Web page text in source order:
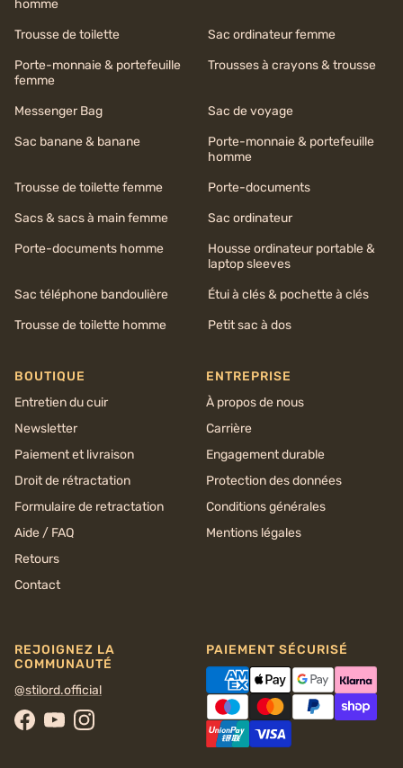
homme
Trousse de toilette
Sac ordinateur femme
Porte-monnaie & portefeuille
femme
Trousses à crayons & trousse
Messenger Bag
Sac de voyage
Sac banane & banane
Porte-monnaie & portefeuille
homme
Trousse de toilette femme
Porte-documents
Sacs & sacs à main femme
Sac ordinateur
Porte-documents homme
Housse ordinateur portable &
laptop sleeves
Sac téléphone bandoulière
Étui à clés & pochette à clés
Trousse de toilette homme
Petit sac à dos
BOUTIQUE
Entretien du cuir
Newsletter
Paiement et livraison
Droit de rétractation
Formulaire de retractation
Aide / FAQ
Retours
Contact
ENTREPRISE
À propos de nous
Carrière
Engagement durable
Protection des données
Conditions générales
Mentions légales
REJOIGNEZ LA
COMMUNAUTÉ
@stilord.official
Facebook
YouTubeInstagram
PAIEMENT SÉCURISÉ